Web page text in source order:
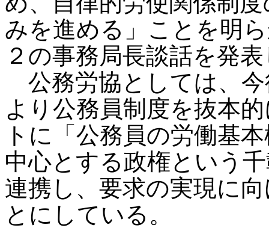
みを進める」ことを明
２の事務局長談話を発
公務労協としては、
より公務員制度を抜本
トに「公務員の労働基
中心とする政権という
連携し、要求の実現に
とにしている。